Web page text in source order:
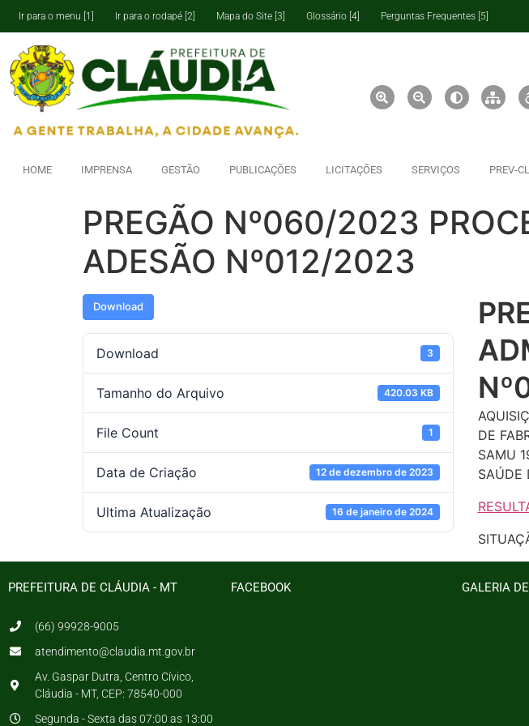
Ir para o menu [1] Ir para o rodapé [2] Mapa do Site [3] Glossário [4] Perguntas Frequentes [5]
HOME IMPRENSA GESTÃO PUBLICAÇÕES LICITAÇÕES SERVIÇOS PREV-
PREGÃO Nº060/2023
ADESÃO Nº012/2023
Download
Download 3
Tamanho do Arquivo 420.03 KB
File Count 1
Data de Criação 12 de dezembro de 2023
Ultima Atualização 16 de janeiro de 2024
DE
SAMU
SAÚDE
PREFEITURA DE CLÁUDIA - MT
(66) 99928-9005
atendimento@claudia.mt.gov.br
Av. Gaspar Dutra, Centro Cívico,
Cláudia - MT, CEP: 78540-000
Segunda - Sexta das 07:00 as 13:00
FACEBOOK GALERIA